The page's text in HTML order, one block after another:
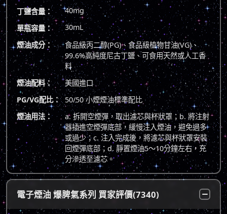
丁鹽含量：
40mg
單瓶容量：
30mL
煙油成分：
食品級丙二醇(PG)、食品級植物甘油(VG)、
99.6%高純度尼古丁鹽、可食用天然或人工香
料
煙油配料：
美國進口
PG/VG配比：
50/50 小煙煙油標準配比
煙油用法：
a. 拆開空煙彈，取出濾芯與杯狀罩；b. 將注射
器插進空煙彈底部，緩慢注入煙油，避免過多
或過少；c. 注入完成後，將濾芯與杯狀罩安裝
回煙彈底部；d. 靜置煙油5～10分鐘左右，充
分滲透至濾芯。
電子煙油 爆脾氣系列 買家評價(7340)